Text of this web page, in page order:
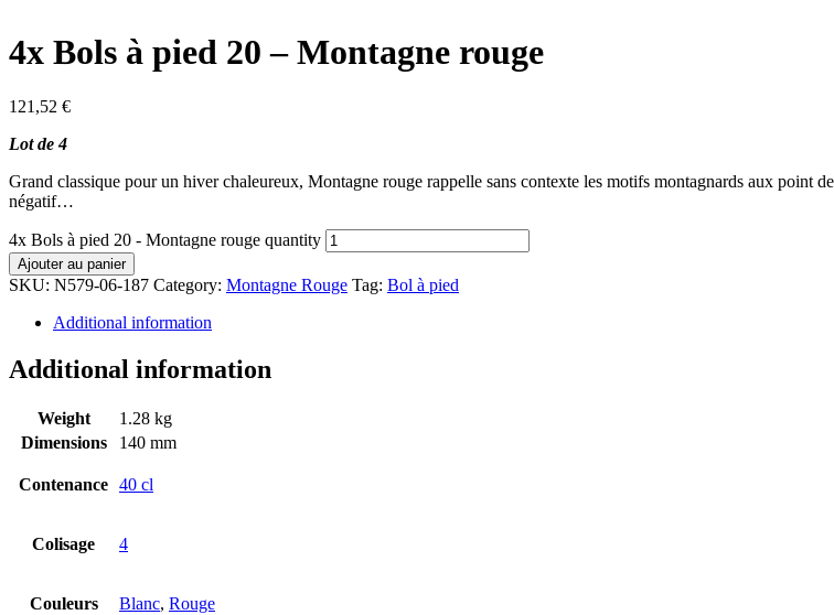
4x Bols à pied 20 – Montagne rouge
121,52 €
Lot de 4
Grand classique pour un hiver chaleureux, Montagne rouge rappelle sans contexte les motifs montagnards aux
négatif…
4x Bols à pied 20 - Montagne rouge quantity
Ajouter au panier
SKU: N579-06-187 Category: Montagne Rouge Tag: Bol à pied
Additional information
Additional information
Weight
1.28 kg
Dimensions
140 mm
Contenance 40 cl
Colisage 4
Couleurs Blanc, Rouge